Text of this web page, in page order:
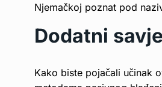
Njemačkoj poznat pod
Dodatni
Kako biste pojačali učinak